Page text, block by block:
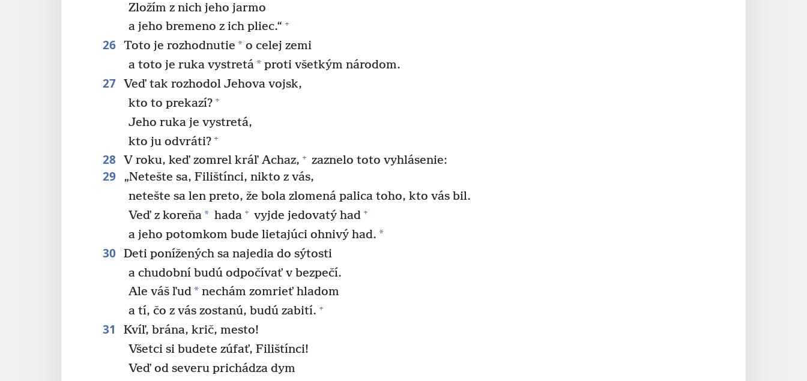
Zložím z nich jeho jarmo
a jeho bremeno z ich pliec.“ +
26 Toto je rozhodnutie *o celej zemi
a toto je ruka vystretá* proti všetkým národom.
27 Veď tak rozhodol Jehova vojsk,
kto to prekazí? +
Jeho ruka je vystretá,
kto ju odvráti? +
28 V roku, keď zomrel kráľ Achaz, + zaznelo toto vyhlásenie:
29
„Netešte sa, Filištínci, nikto z vás,
netešte sa len preto, že bola zlomená palica toho, kto vás bil.
Veď z koreňa* hada + vyjde jedovatý had +
a jeho potomkom bude lietajúci ohnivý had. *
30 Deti ponížených sa najedia do sýtosti
a chudobní budú odpočívať v bezpečí.
Ale váš ľud* nechám zomrieť hladom
a tí, čo z vás zostanú, budú zabití. +
31
Kvíľ, brána, krič, mesto!
Všetci si budete zúfať, Filištínci!
Veď od severu prichádza dym